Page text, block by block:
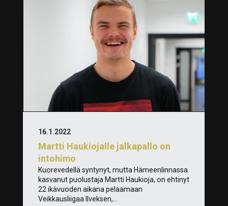
Martti Haukiojalle jalkapallo on
intohimo
16.1.2022
Kuorevedellä syntynyt, mutta Hämeenlinnassa
kasvanut puolustaja Martti Haukioja, on ehtinyt
22 ikävuoden aikana pelaamaan
Veikkausliigaa Ilveksen,...